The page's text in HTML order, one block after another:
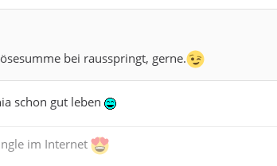
bei rausspringt, gerne.
schon gut leben
im Internet